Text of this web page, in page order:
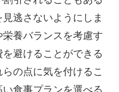
逃さないようにしま
養バランスを考慮す
避けることができる
の点に気を付けるこ
食事プランを選べる